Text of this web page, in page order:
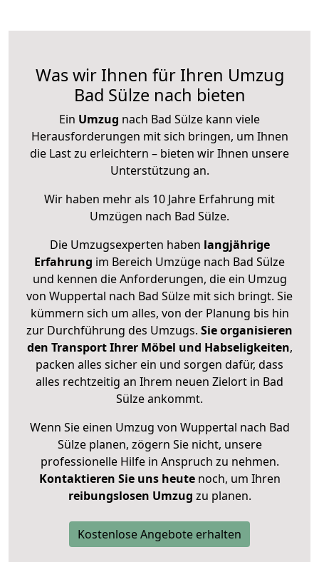
Was wir Ihnen für Ihren Umzug
Bad Sülze nach bieten
Ein Umzug nach Bad Sülze kann viele
Herausforderungen mit sich bringen, um Ihnen
die Last zu erleichtern – bieten wir Ihnen unsere
Unterstützung an.
Wir haben mehr als 10 Jahre Erfahrung mit
Umzügen nach Bad Sülze.
Die Umzugsexperten haben langjährige
Erfahrung im Bereich Umzüge nach Bad Sülze
und kennen die Anforderungen, die ein Umzug
von Wuppertal nach Bad Sülze mit sich bringt. Sie
kümmern sich um alles, von der Planung bis hin
zur Durchführung des Umzugs. Sie organisieren
den Transport Ihrer Möbel und Habseligkeiten,
packen alles sicher ein und sorgen dafür, dass
alles rechtzeitig an Ihrem neuen Zielort in Bad
Sülze ankommt.
Wenn Sie einen Umzug von Wuppertal nach Bad
Sülze planen, zögern Sie nicht, unsere
professionelle Hilfe in Anspruch zu nehmen.
Kontaktieren Sie uns heutenoch, um Ihren
reibungslosen Umzug zu planen.
Kostenlose Angebote erhalten